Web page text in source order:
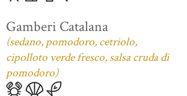
Gamberi Catalana
(sedano, pomodoro, cetriolo,
cipolloto verde fresco, salsa cruda di
pomodoro)